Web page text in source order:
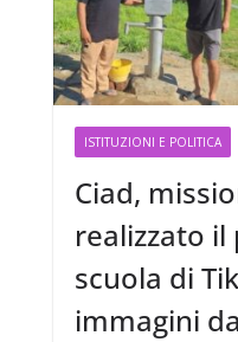
ISTITUZIONI E POLITICA
Ciad,
realizzato il
scuola di
immagini